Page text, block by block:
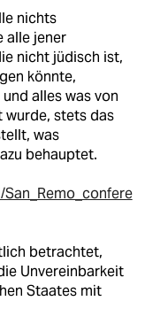
nichts
alle jener
nicht jüdisch ist,
könnte,
alles was von
wurde, stets das
was
behauptet.
betrachtet,
Unvereinbarkeit
Staates mit